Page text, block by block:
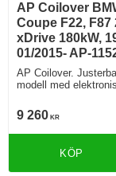
AP Coilover
Coupe F22, F87
xDrive 180kW,
01/2015- AP-
AP Coilover.
modell med
9 260 KR
KÖP